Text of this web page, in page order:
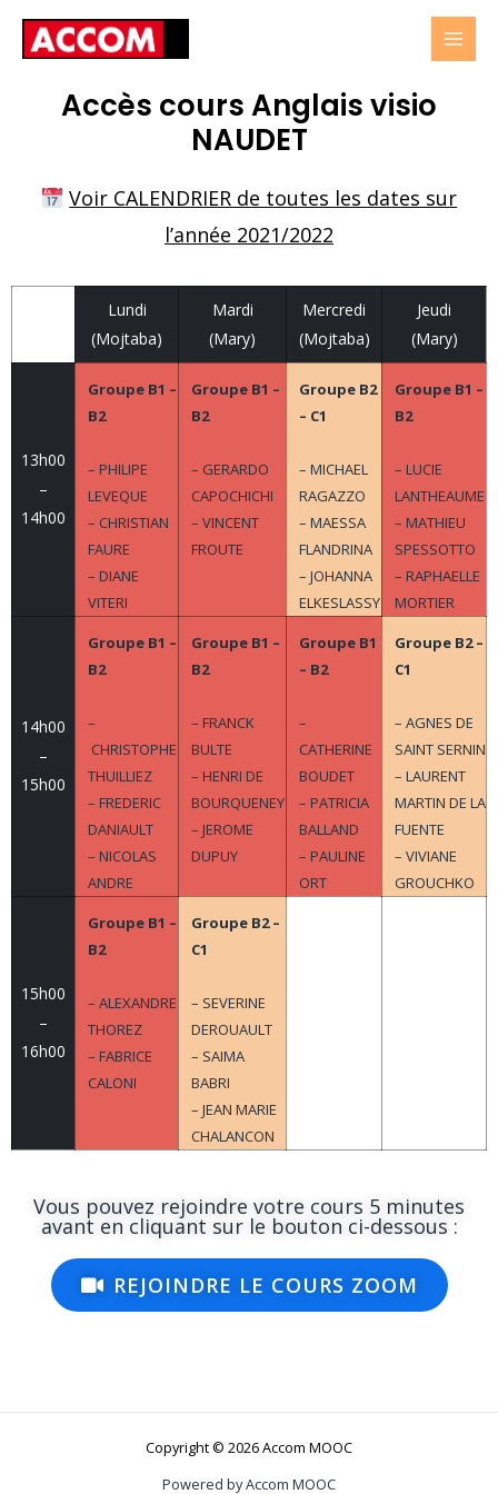
Accès cours Anglais visio
NAUDET
Voir CALENDRIER de toutes les dates sur
l’année 2021/2022
Lundi
(Mojtaba)
Mardi
(Mary)
Mercredi
(Mojtaba)
Jeudi
(Mary)
13h00
–
14h00
Groupe B1 –
B2
– PHILIPE
LEVEQUE
– CHRISTIAN
FAURE
– DIANE
VITERI
Groupe B1 –
B2
– GERARDO
CAPOCHICHI
– VINCENT
FROUTE
Groupe B2
– C1
– MICHAEL
RAGAZZO
– MAESSA
FLANDRINA
– JOHANNA
ELKESLASSY
Groupe B1 –
B2
– LUCIE
LANTHEAUME
– MATHIEU
SPESSOTTO
– RAPHAELLE
MORTIER
14h00
–
15h00
Groupe B1 –
B2
–
CHRISTOPHE
THUILLIEZ
– FREDERIC
DANIAULT
– NICOLAS
ANDRE
Groupe B1 –
B2
– FRANCK
BULTE
– HENRI DE
BOURQUENEY
– JEROME
DUPUY
Groupe B1
– B2
–
CATHERINE
BOUDET
– PATRICIA
BALLAND
– PAULINE
ORT
Groupe B2 –
C1
– AGNES DE
SAINT SERNIN
– LAURENT
MARTIN DE LA
FUENTE
– VIVIANE
GROUCHKO
15h00
–
16h00
Groupe B1 –
B2
– ALEXANDRE
THOREZ
– FABRICE
CALONI
Groupe B2 –
C1
– SEVERINE
DEROUAULT
– SAIMA
BABRI
– JEAN MARIE
CHALANCON
Vous pouvez rejoindre votre cours 5 minutes
avant en cliquant sur le bouton ci-dessous :
REJOINDRE LE COURS ZOOM
Copyright © 2026 Accom MOOC
Powered by Accom MOOC